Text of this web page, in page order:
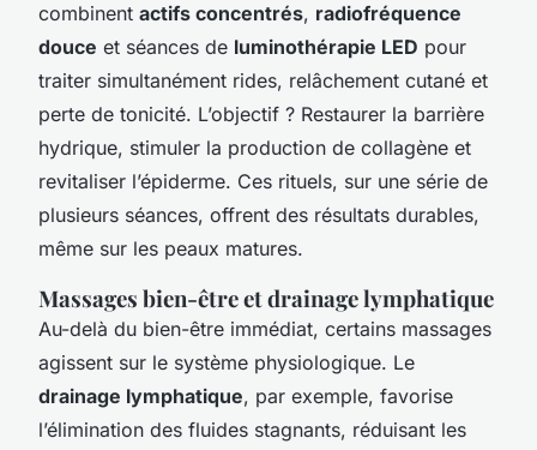
combinent actifs concentrés, radiofréquence
douce et séances de luminothérapie LED pour
traiter simultanément rides, relâchement cutané et
perte de tonicité. L’objectif ? Restaurer la barrière
hydrique, stimuler la production de collagène et
revitaliser l’épiderme. Ces rituels, sur une série de
plusieurs séances, offrent des résultats durables,
même sur les peaux matures.
Massages bien-être et drainage lymphatique
Au-delà du bien-être immédiat, certains massages
agissent sur le système physiologique. Le
drainage lymphatique, par exemple, favorise
l’élimination des fluides stagnants, réduisant les